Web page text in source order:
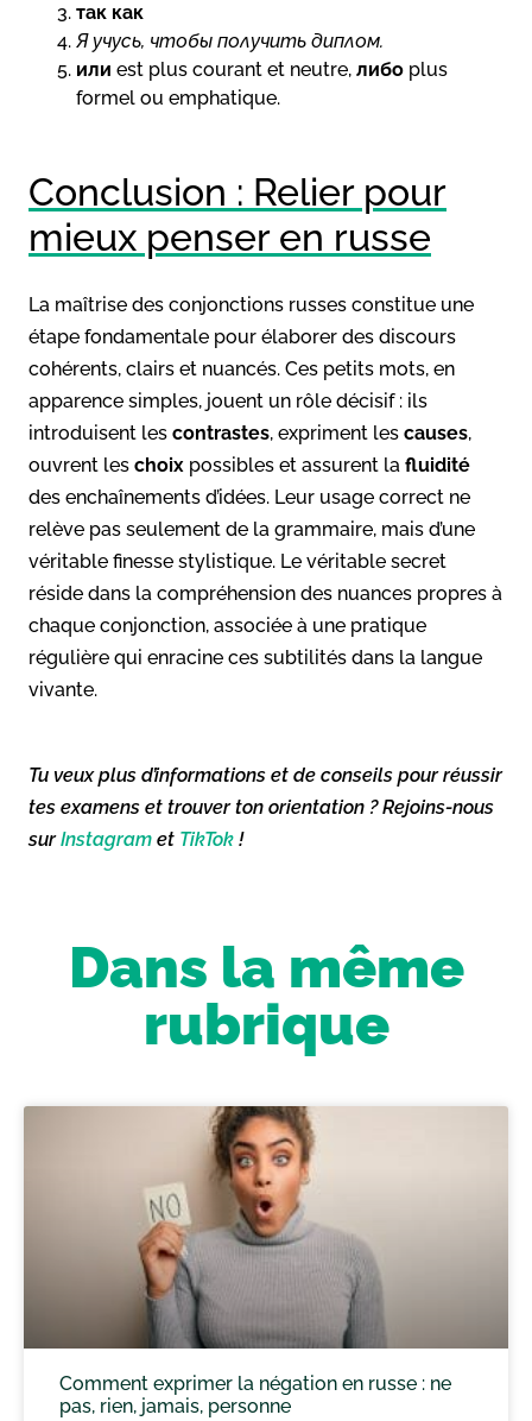
так как
Я учусь, чтобы получить диплом.
или est plus courant et neutre, либо plus
formel ou emphatique.
Conclusion : Relier pour
mieux penser en russe
La maîtrise des conjonctions russes constitue une
étape fondamentale pour élaborer des discours
cohérents, clairs et nuancés. Ces petits mots, en
apparence simples, jouent un rôle décisif : ils
introduisent les contrastes, expriment les causes,
ouvrent les choix possibles et assurent la fluidité
des enchaînements d’idées. Leur usage correct ne
relève pas seulement de la grammaire, mais d’une
véritable finesse stylistique. Le véritable secret
réside dans la compréhension des nuances propres à
chaque conjonction, associée à une pratique
régulière qui enracine ces subtilités dans la langue
vivante.
Tu veux plus d’informations et de conseils pour réussir
tes examens et trouver ton orientation ? Rejoins-nous
surInstagram et TikTok !
Dans la même
rubrique
Comment exprimer la négation en russe : ne
pas, rien, jamais, personne